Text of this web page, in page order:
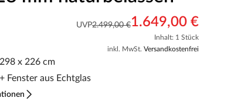
UVP2.499,00 €1.649,00 €
Inhalt: 1 Stück
inkl. MwSt. Versandkostenfrei
x 226 cm
Fenster aus Echtglas